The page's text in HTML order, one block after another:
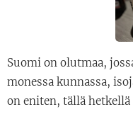
Suomi on olutmaa,
monessa kunnassa,
on eniten, tällä